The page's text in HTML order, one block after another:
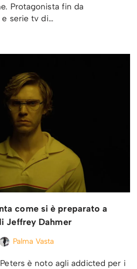
Protagonista fin da
serie tv di…
come si è preparato a
Jeffrey Dahmer
Palma Vasta
Peters è noto agli addicted per i